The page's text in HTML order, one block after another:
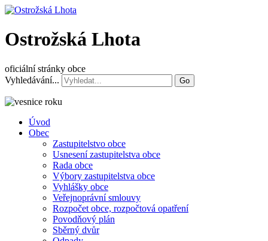
Ostrožská Lhota
oficiální stránky obce
Vyhledávání...
Go
Úvod
Obec
Zastupitelstvo obce
Usnesení zastupitelstva obce
Rada obce
Výbory zastupitelstva obce
Vyhlášky obce
Veřejnoprávní smlouvy
Rozpočet obce, rozpočtová opatření
Povodňový plán
Sběrný dvůr